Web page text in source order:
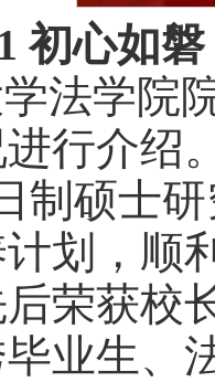
初心如
法学院
行介绍
制硕士
划，顺
荣获校
业生、